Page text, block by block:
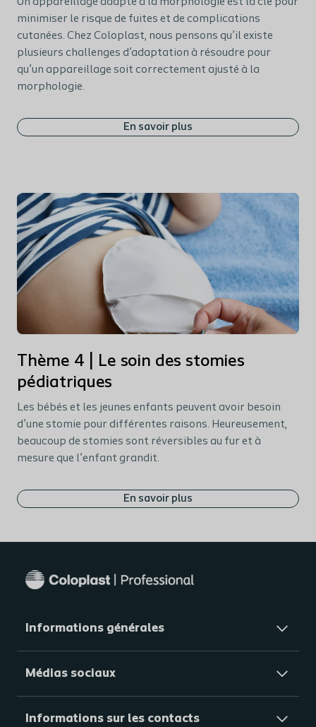
minimiser le risque de fuites et de complications
cutanées. Chez Coloplast, nous pensons qu’il existe
plusieurs challenges d’adaptation à résoudre pour
qu’un appareillage soit correctement ajusté à la
morphologie.
En savoir plus
Thème 4 | Le soin des stomies
pédiatriques
Les bébés et les jeunes enfants peuvent avoir besoin
d’une stomie pour différentes raisons. Heureusement,
beaucoup de stomies sont réversibles au fur et à
mesure que l’enfant grandit.
En savoir plus
Informations générales​
Médias sociaux
Informations sur les contacts